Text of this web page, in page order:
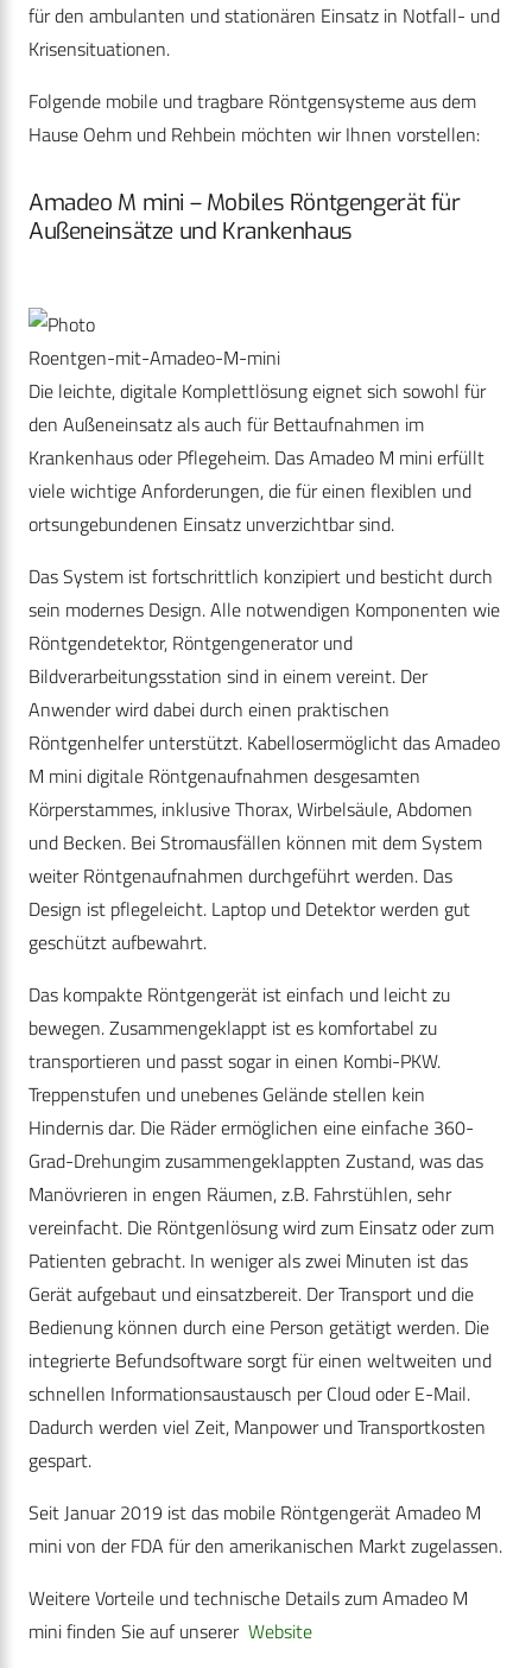
für den ambulanten und stationären Einsatz in Notfall- und
Krisensituationen.
Folgende mobile und tragbare Röntgensysteme aus dem
Hause Oehm und Rehbein möchten wir Ihnen vorstellen:
Amadeo M mini – Mobiles Röntgengerät für
Außeneinsätze und Krankenhaus
Roentgen-mit-Amadeo-M-mini
Die leichte, digitale Komplettlösung eignet sich sowohl für
den Außeneinsatz als auch für Bettaufnahmen im
Krankenhaus oder Pflegeheim. Das Amadeo M mini erfüllt
viele wichtige Anforderungen, die für einen flexiblen und
ortsungebundenen Einsatz unverzichtbar sind.
Das System ist fortschrittlich konzipiert und besticht durch
sein modernes Design. Alle notwendigen Komponenten wie
Röntgendetektor, Röntgengenerator und
Bildverarbeitungsstation sind in einem vereint. Der
Anwender wird dabei durch einen praktischen
Röntgenhelfer unterstützt. Kabellosermöglicht das Amadeo
M mini digitale Röntgenaufnahmen desgesamten
Körperstammes, inklusive Thorax, Wirbelsäule, Abdomen
und Becken. Bei Stromausfällen können mit dem System
weiter Röntgenaufnahmen durchgeführt werden. Das
Design ist pflegeleicht. Laptop und Detektor werden gut
geschützt aufbewahrt.
Das kompakte Röntgengerät ist einfach und leicht zu
bewegen. Zusammengeklappt ist es komfortabel zu
transportieren und passt sogar in einen Kombi-PKW.
Treppenstufen und unebenes Gelände stellen kein
Hindernis dar. Die Räder ermöglichen eine einfache 360-
Grad-Drehungim zusammengeklappten Zustand, was das
Manövrieren in engen Räumen, z.B. Fahrstühlen, sehr
vereinfacht. Die Röntgenlösung wird zum Einsatz oder zum
Patienten gebracht. In weniger als zwei Minuten ist das
Gerät aufgebaut und einsatzbereit. Der Transport und die
Bedienung können durch eine Person getätigt werden. Die
integrierte Befundsoftware sorgt für einen weltweiten und
schnellen Informationsaustausch per Cloud oder E-Mail.
Dadurch werden viel Zeit, Manpower und Transportkosten
gespart.
Seit Januar 2019 ist das mobile Röntgengerät Amadeo M
mini von der FDA für den amerikanischen Markt zugelassen.
Weitere Vorteile und technische Details zum Amadeo M
mini finden Sie auf unserer Website